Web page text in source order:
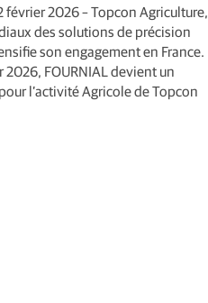
février 2026 – Topcon Agriculture,
des solutions de précision
son engagement en France.
2026, FOURNIAL devient un
l’activité Agricole de Topcon